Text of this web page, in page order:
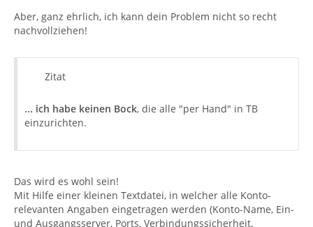
Aber, ganz ehrlich, ich kann dein Problem nicht so recht
nachvollziehen!
Zitat
... ich habe keinen Bock, die alle "per Hand" in TB
einzurichten.
Das wird es wohl sein!
Mit Hilfe einer kleinen Textdatei, in welcher alle Konto-
relevanten Angaben eingetragen werden (Konto-Name, Ein-
und Ausgangsserver, Ports, Verbindungssicherheit,